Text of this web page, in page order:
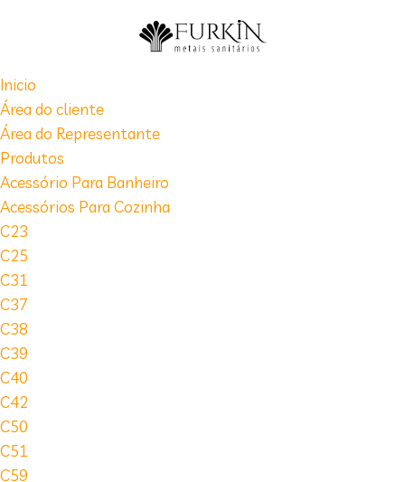
Inicio
Área do cliente
Área do Representante
Produtos
Acessório Para Banheiro
Acessórios Para Cozinha
C23
C25
C31
C37
C38
C39
C40
C42
C50
C51
C59